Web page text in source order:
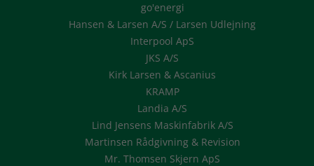
go'energi
Hansen & Larsen A/S / Larsen Udlejning
Interpool ApS
JKS A/S
Kirk Larsen & Ascanius
KRAMP
Landia A/S
Lind Jensens Maskinfabrik A/S
Martinsen Rådgivning & Revision
Mr. Thomsen Skjern ApS